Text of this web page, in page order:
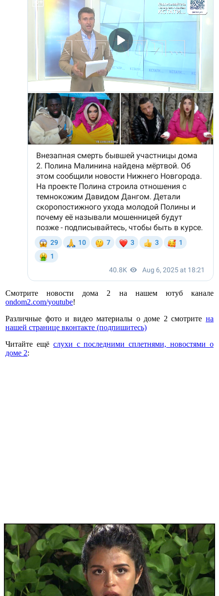
Смотрите новости дома 2 на нашем ютуб канале
ondom2.com/youtube!
Различные фото и видео материалы о доме 2 смотрите на
нашей странице вконтакте (подпишитесь)
Читайте ещё слухи с последними сплетнями, новостями о
доме 2: